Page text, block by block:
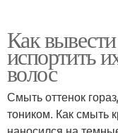
Домашние
Маска из
Как
испортить
волос
Смыть оттенок
тоником. Как смыть